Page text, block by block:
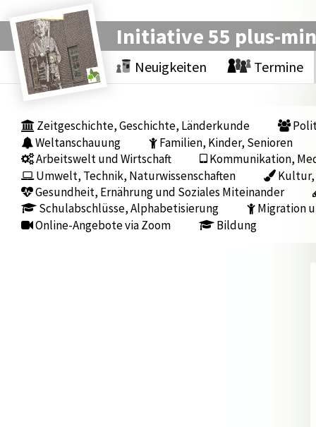
Initiative 55 plus-
Neuigkeiten Termine
Zeitgeschichte, Geschichte, Länderkunde
Weltanschauung
Familien, Kinder, Senioren
Arbeitswelt und Wirtschaft
Kommunikation,
Umwelt, Technik, Naturwissenschaften
Kultur,
Gesundheit, Ernährung und Soziales Miteinander
Schulabschlüsse, Alphabetisierung
Migration
Online-Angebote via Zoom
Bildung